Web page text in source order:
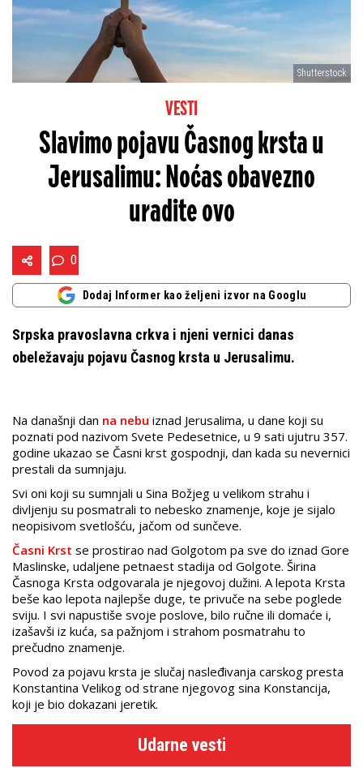
Shutterstock
VESTI
Slavimo pojavu Časnog krsta u
Jerusalimu: Noćas obavezno
uradite ovo
0
Dodaj Informer kao željeni izvor na Googlu
Srpska pravoslavna crkva i njeni vernici danas
obeležavaju pojavu Časnog krsta u Jerusalimu.
Na današnji dan na nebu iznad Jerusalima, u dane koji su
poznati pod nazivom Svete Pedesetnice, u 9 sati ujutru 357.
godine ukazao se Časni krst gospodnji, dan kada su nevernici
prestali da sumnjaju.
Svi oni koji su sumnjali u Sina Božjeg u velikom strahu i
divljenju su posmatrali to nebesko znamenje, koje je sijalo
neopisivom svetlošću, jačom od sunčeve.
Časni Krst se prostirao nad Golgotom pa sve do iznad Gore
Maslinske, udaljene petnaest stadija od Golgote. Širina
Časnoga Krsta odgovarala je njegovoj dužini. A lepota Krsta
beše kao lepota najlepše duge, te privuče na sebe poglede
sviju. I svi napustiše svoje poslove, bilo ručne ili domaće i,
izašavši iz kuća, sa pažnjom i strahom posmatrahu to
prečudno znamenje.
Povod za pojavu krsta je slučaj nasleđivanja carskog presta
Konstantina Velikog od strane njegovog sina Konstancija,
koji je bio dokazani jeretik.
Udarne vesti